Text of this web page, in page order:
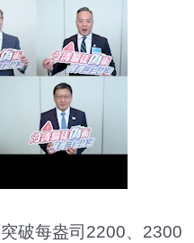
破每盎司2200、2300